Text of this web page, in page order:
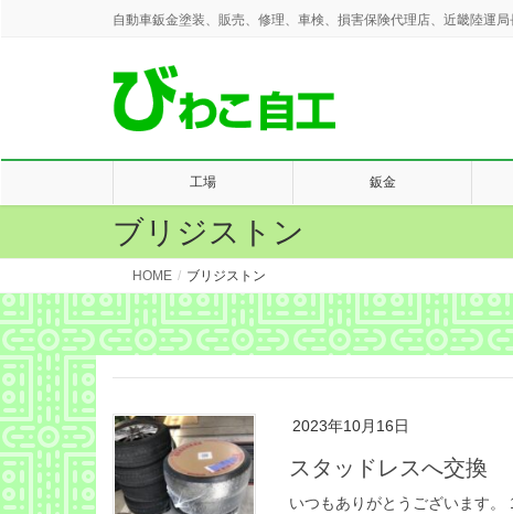
自動車鈑金塗装、販売、修理、車検、損害保険代理店、近畿陸運
工場 鈑金
ブリジストン
HOME ブリジストン
2023年10月16日
スタッドレスへ交換
いつもありがとうございます